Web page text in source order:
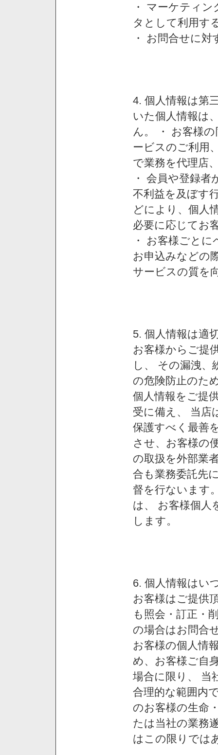
・ マーケティ
タとして利用す
・ お問合せに
4. 個人情報は第
いた個人情報は
ん。 ・ お客様
ービスのご利用
で業務を代理店
・ 会員や登録
不利益を及ぼす
どにより、個人
必要に応じてお
・ お客様ごと
お申込みなどの
サービスの質を
5. 個人情報は適
お客様からご提
し、 その漏洩、
の危険防止のた
個人情報をご提
受に備え、 当店
保護すべく最善
させ、お客様の
の取扱を外部業
合も業務委託先
督を行ないます
は、 お客様個人
します。
6. 個人情報はい
お客様はご提供
も照会・訂正・
の場合はお問合
お客様の個人情
め、お客様ご自
場合に限り、 当
合理的な範囲内
のお客様の生命
たは当社の業務
はこの限りでは